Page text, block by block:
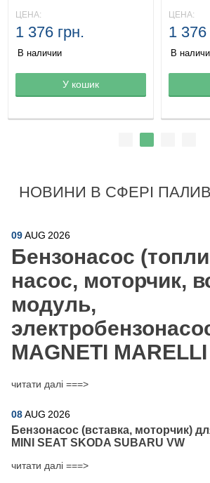
Товар в корзине
ЦЕНА:
1 376 грн.
В наличии
У кошик Товар
ЦЕНА:
1 376
В
НОВИНИ В СФЕРІ
09AUG 2026
Бензонасос
насос, моторчик,
модуль,
MAGNETI MARELLI
читати далі ===>
08AUG 2026
Бензонасос (вставка, моторчик)
MINI SEAT SKODA SUBARU VW
читати далі ===>